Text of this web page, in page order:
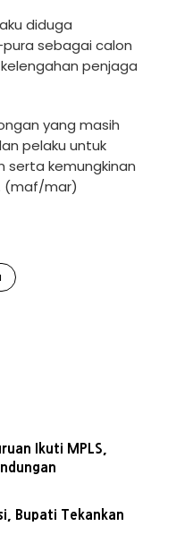
diduga
sebagai calon
penjaga
yang masih
pelaku untuk
serta kemungkinan
(maf/mar)
Ikuti MPLS,
Bupati Tekankan